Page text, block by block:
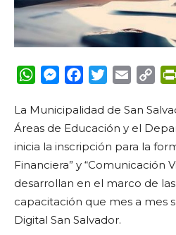
WhatsApp
Messenger
FacebookTwitterEmail
La Municipalidad de San
Áreas de Educación y el
inicia la inscripción para la
Financiera” y “Comunicación
desarrollan en el marco de
capacitación que mes a mes
Digital San Salvador.